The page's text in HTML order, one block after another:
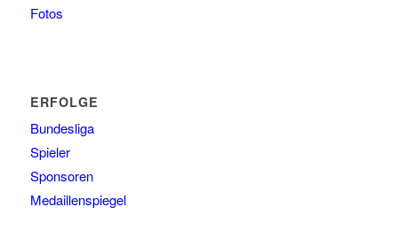
Fotos
ERFOLGE
Bundesliga
Spieler
Sponsoren
Medaillenspiegel